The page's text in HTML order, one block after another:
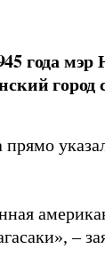
года мэр
город
–